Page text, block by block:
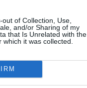
of Collection, Use,
and/or Sharing of my
that Is Unrelated with the
which it was collected.